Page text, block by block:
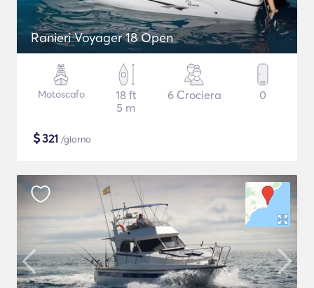
Ranieri Voyager 18 Open
Motoscafo
18 ft
5 m
6 Crociera 0
$321 /giorno